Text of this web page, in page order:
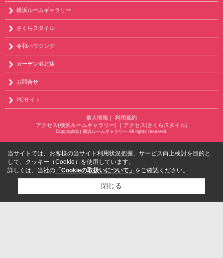
横浜ルームギャラリー
さくらスタイル
令和ハウジング
ガーデン港北店
お問合せ
PCサイト
個人情報 ｜ 利用規約
アクセス(横浜ルームギャラリー) ｜ アクセス(さくらスタイル)
Copyright(c) 横浜ルームギャラリー All rights reserved.
当サイトでは、お客様の当サイト利用状況把握、サービス向上検討を目的と
して、クッキー（Cookie）を使用しています。
詳しくは、当社の 「Cookieの取扱いについて」 をご確認ください。
閉じる